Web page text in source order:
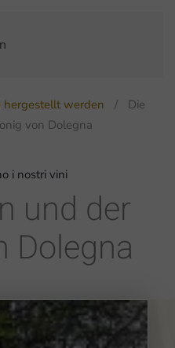
hergestellt werden
Die
von Dolegna
i nostri vini
und der
Dolegna